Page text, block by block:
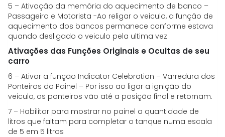
5 – Ativação da memória do aquecimento de banco –
Passageiro e Motorista -Ao religar o veiculo, a função de
aquecimento dos bancos permanece conforme estava
quando desligado o veiculo pela ultima vez
Ativações das Funções Originais e Ocultas de seu
carro
6 – Ativar a função Indicator Celebration – Varredura dos
Ponteiros do Painel – Por isso ao ligar a ignição do
veiculo, os ponteiros vão até a posição final e retornam.
7 – Habilitar para mostrar no painel a quantidade de
litros que faltam para completar o tanque numa escala
de 5 em 5 litros